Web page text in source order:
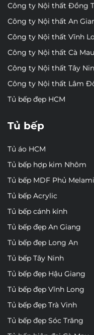
Công ty Nội thất Đồng
Công ty Nội thất An
Công ty Nội thất Vĩnh
Công ty Nội thất Cà Mau
Công ty Nội thất Tây
Công ty Nội thất Lâm
Tủ bếp đẹp HCM
Tủ bếp
Tủ áo HCM
Tủ bếp hợp kim Nhôm
Tủ bếp MDF Phủ
Tủ bếp Acrylic
Tủ bếp cánh kính
Tủ bếp đẹp An Giang
Tủ bếp đẹp Long An
Tủ bếp Tây Ninh
Tủ bếp đẹp Hậu Giang
Tủ bếp đẹp Vĩnh Long
Tủ bếp đẹp Trà Vinh
Tủ bếp đẹp Sóc Trăng